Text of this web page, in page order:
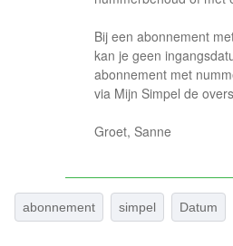
Bij een abonnement
kan je geen
abonnement met
via Mijn Simpel de
Groet, Sanne
abonnement simpel Datum